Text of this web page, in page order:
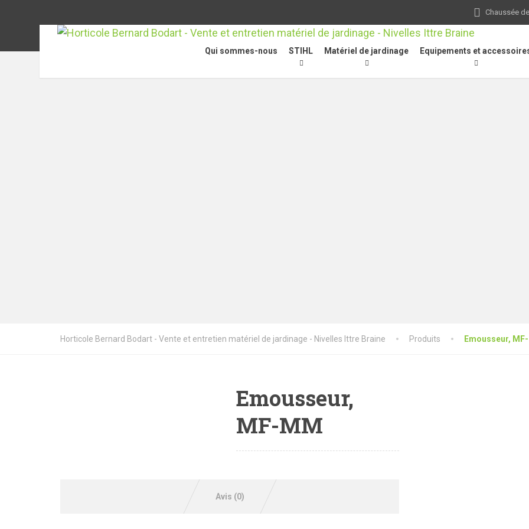
Chaussée
Qui sommes-nous STIHL Matériel de jardinage Equipements et
Horticole Bernard Bodart - Vente et entretien matériel de jardinage - Nivelles Ittre Braine Produits Emousseur,
Emousseur,
MF-MM
Avis (0)